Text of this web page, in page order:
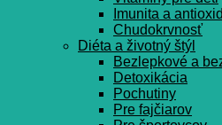
Imunita a
Chudokrvnosť
Diéta a životný štýl
Bezlepkové a
Detoxikácia
Pochutiny
Pre fajčiarov